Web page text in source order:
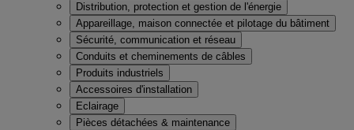
Distribution, protection et gestion de l'énergie
Appareillage, maison connectée et pilotage du bâtiment
Sécurité, communication et réseau
Conduits et cheminements de câbles
Produits industriels
Accessoires d'installation
Eclairage
Pièces détachées & maintenance